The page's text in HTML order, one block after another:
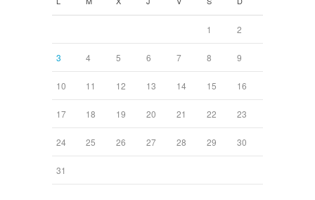
1 2
3 4 5 6 7 8 9
10 11 12 13 14 15 16
17 18 19 20 21 22 23
24 25 26 27 28 29 30
31